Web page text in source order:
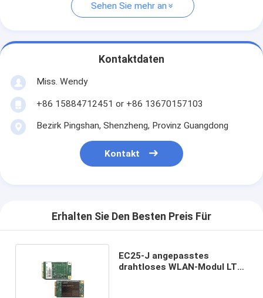
Sehen Sie mehr an
Kontaktdaten
Miss. Wendy
+86 15884712451 or +86 13670157103
Bezirk Pingshan, Shenzheng, Provinz Guangdong
Kontakt
Erhalten Sie Den Besten Preis Für
EC25-J angepasstes
drahtloses WLAN-Modul LTE